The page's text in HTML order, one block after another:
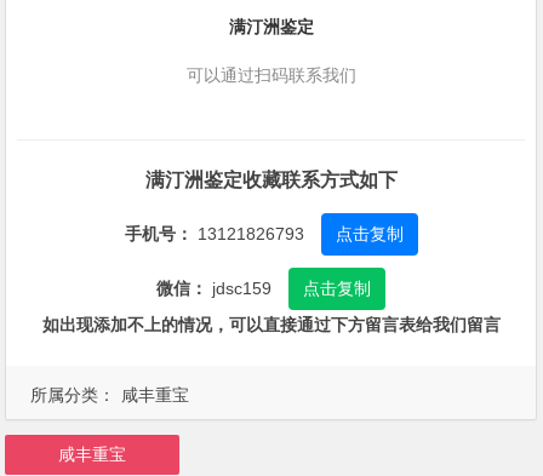
所属分类： 咸丰重宝
满汀洲鉴定
可以通过扫码联系我们
满汀洲鉴定收藏联系方式如下
手机号： 13121826793 点击复制
微信： jdsc159
点击复制
如出现添加不上的情况，可以直接通过下方留言表给我们留言
咸丰重宝